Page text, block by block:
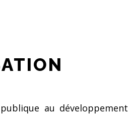
au développement